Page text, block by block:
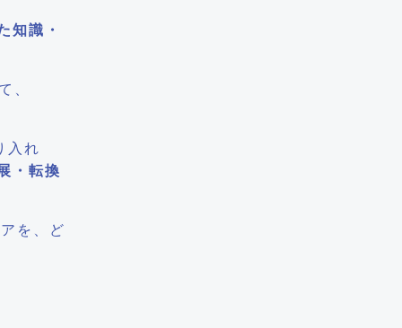
知識・
、
入れ
・転換
を、ど